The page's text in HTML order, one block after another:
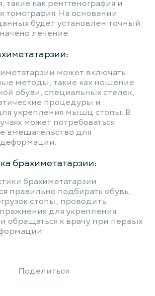
такие как рентгенография и
томография. На основании
будет установлен точный
лечение.
может включать
методы, такие как ношение
обуви, специальных стелек,
процедуры и
укрепления мышц стопы. В
может потребоваться
вмешательство для
брахиметатарзии:
брахиметатарзии
правильно подбирать обувь,
стопы, проводить
для укрепления
к врачу при первых
Поделиться